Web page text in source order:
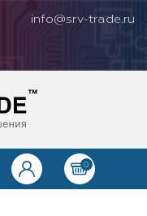
info@srv-trade.ru
0